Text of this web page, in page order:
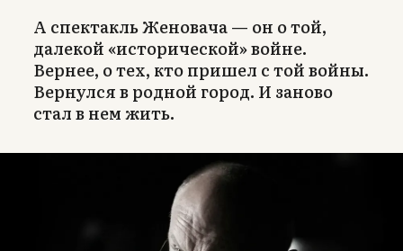
А спектакль Женовача — он о той,
далекой «исторической» войне.
Вернее, о тех, кто пришел с той войны.
Вернулся в родной город. И заново
стал в нем жить.